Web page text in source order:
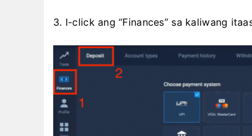
3. I-click ang “Finances” sa kaliwang